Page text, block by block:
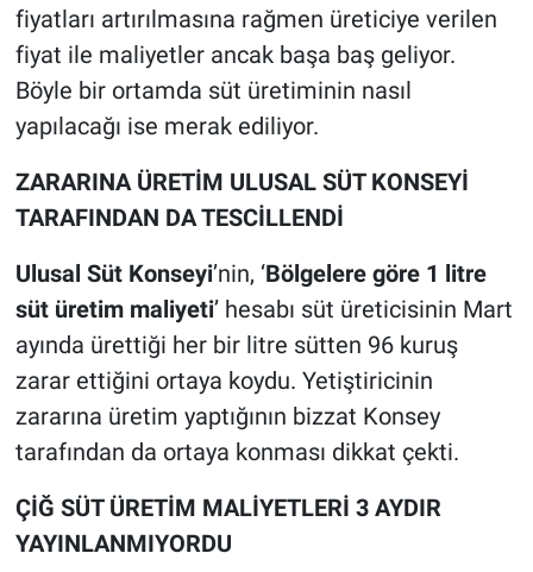
fiyatları artırılmasına rağmen üreticiye verilen
fiyat ile maliyetler ancak başa baş geliyor.
Böyle bir ortamda süt üretiminin nasıl
yapılacağı ise merak ediliyor.
ZARARINA ÜRETİM ULUSAL SÜT KONSEYİ
TARAFINDAN DA TESCİLLENDİ
Ulusal Süt Konseyi’nin, ‘Bölgelere göre 1 litre
süt üretim maliyeti’ hesabı süt üreticisinin Mart
ayında ürettiği her bir litre sütten 96 kuruş
zarar ettiğini ortaya koydu. Yetiştiricinin
zararına üretim yaptığının bizzat Konsey
tarafından da ortaya konması dikkat çekti.
ÇİĞ SÜT ÜRETİM MALİYETLERİ 3 AYDIR
YAYINLANMIYORDU